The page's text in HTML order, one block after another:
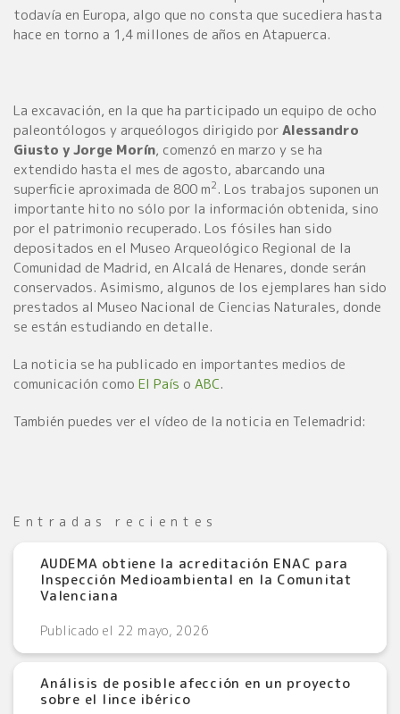
todavía en Europa, algo que no consta que sucediera hasta
hace en torno a 1,4 millones de años en Atapuerca.
La excavación, en la que ha participado un equipo de ocho
paleontólogos y arqueólogos dirigido porAlessandro
Giusto y Jorge Morín, comenzó en marzo y se ha
extendido hasta el mes de agosto, abarcando una
superficie aproximada de 800 m2. Los trabajos suponen un
importante hito no sólo por la información obtenida, sino
por el patrimonio recuperado. Los fósiles han sido
depositados en el Museo Arqueológico Regional de la
Comunidad de Madrid, en Alcalá de Henares, donde serán
conservados. Asimismo, algunos de los ejemplares han sido
prestados al Museo Nacional de Ciencias Naturales, donde
se están estudiando en detalle.
La noticia se ha publicado en importantes medios de
comunicación como El País o ABC.
También puedes ver el vídeo de la noticia en Telemadrid:
Entradas recientes
AUDEMA obtiene la acreditación ENAC para
Inspección Medioambiental en la Comunitat
Valenciana
Publicado el 22 mayo, 2026
Análisis de posible afección en un proyecto
sobre el lince ibérico